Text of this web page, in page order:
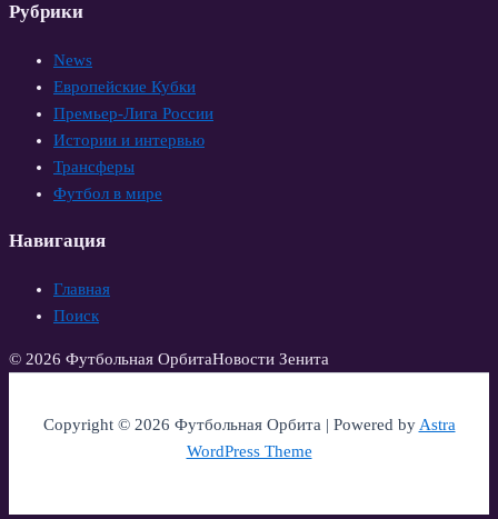
Рубрики
News
Европейские Кубки
Премьер-Лига России
Истории и интервью
Трансферы
Футбол в мире
Навигация
Главная
Поиск
© 2026 Футбольная ОрбитаНовости Зенита
Copyright © 2026 Футбольная Орбита | Powered byAstra
WordPress Theme